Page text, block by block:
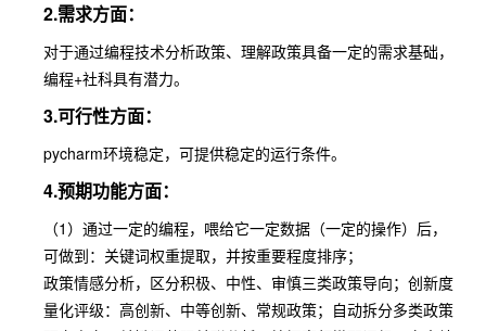
2.需求方面：
对于通过编程技术分析政策、理解政策具备一定的需求基础，
编程+社科具有潜力。
3.可行性方面：
pycharm环境稳定，可提供稳定的运行条件。
4.预期功能方面：
（1）通过一定的编程，喂给它一定数据（一定的操作）后，
可做到：关键词权重提取，并按重要程度排序；
政策情感分析，区分积极、中性、审慎三类政策导向；创新度
量化评级：高创新、中等创新、常规政策；自动拆分多类政策